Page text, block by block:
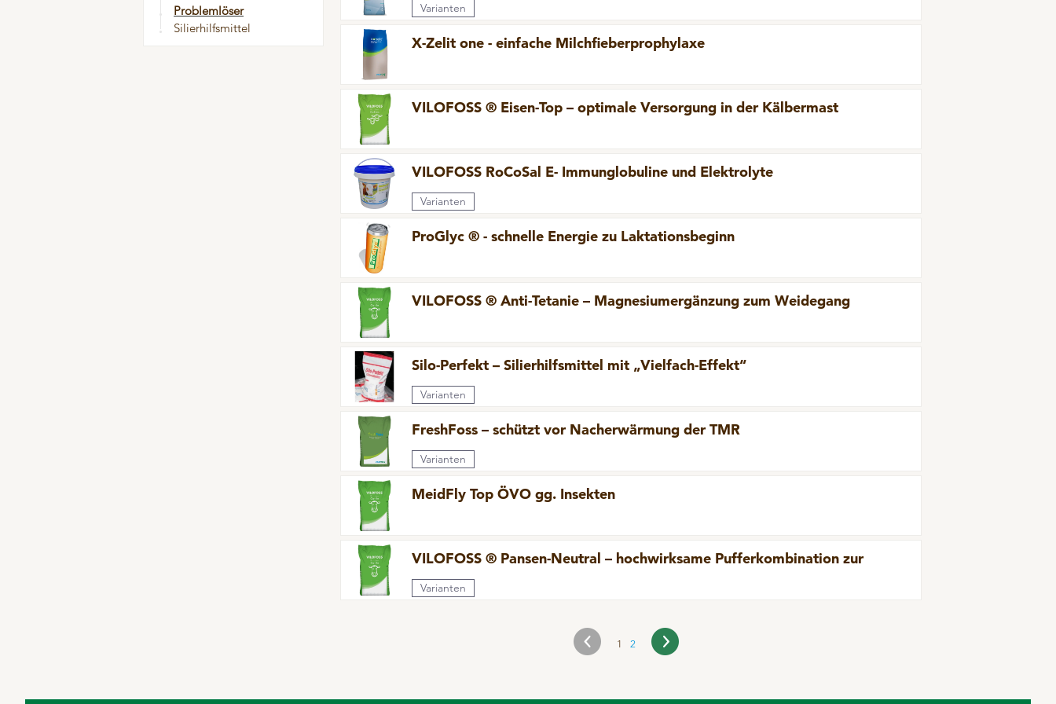
Hygiene
Milchaustauscher
Mineralfutter
Mineral-Leckmassen
Problemlöser
Silierhilfsmittel
50 Jahre Vilomix
Daten für Werbezwecke
Problemlöser
Silierhilfsmittel
Varianten
X-Zelit one - einfache Milchfieberprophylaxe
VILOFOSS ® Eisen-Top – optimale Versorgung in der Kälbermast
VILOFOSS RoCoSal E- Immunglobuline und Elektrolyte
Durchfallprophylaxe
Varianten
ProGlyc ® - schnelle Energie zu Laktationsbeginn
VILOFOSS ® Anti-Tetanie – Magnesiumergänzung zum Weidegang
Silo-Perfekt – Silierhilfsmittel mit „Vielfach-Effekt“
Varianten
FreshFoss – schützt vor Nacherwärmung der TMR
Varianten
MeidFly Top ÖVO gg. Insekten
VILOFOSS ® Pansen-Neutral – hochwirksame Pufferkombination zur
Pansenstabilisation
Varianten
1 2